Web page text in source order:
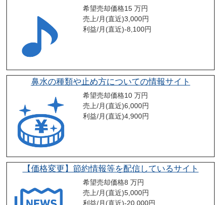
希望売却価格15 万円
売上/月(直近)3,000円
利益/月(直近)-8,100円
鼻水の種類や止め方についての情報サイト
希望売却価格10 万円
売上/月(直近)6,000円
利益/月(直近)4,900円
【価格変更】節約情報等を配信しているサイト
希望売却価格8 万円
売上/月(直近)5,000円
利益/月(直近)-20,000円